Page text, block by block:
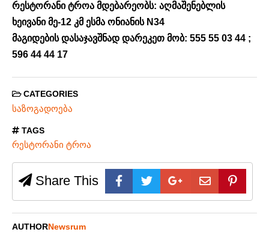
რესტორანი ტროა მდებარეობს: აღმაშენებლის
ხეივანი მე-12 კმ ესმა ონიანის N34
მაგიდების დასაჯავშნად დარეკეთ მობ: 555 55 03 44 ;
596 44 44 17
CATEGORIES
საზოგადოება
TAGS
რესტორანი ტროა
Share This
AUTHORNewsrum